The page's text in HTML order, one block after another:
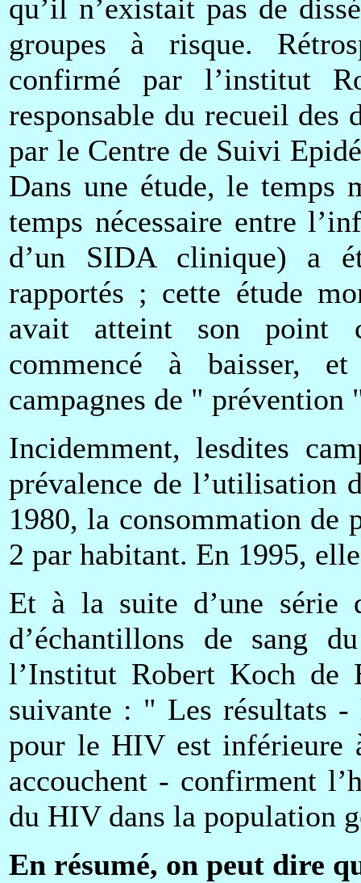
qu’il n’existait pas de
groupes à risque.
confirmé par l’institut
responsable du recueil des
par le Centre de Suivi
Dans une étude, le temps
temps nécessaire entre
d’un SIDA clinique) a
rapportés ; cette étude
avait atteint son point
commencé à baisser,
campagnes de " prévention
Incidemment, lesdites
prévalence de l’utilisation
1980, la consommation de
2 par habitant. En 1995,
Et à la suite d’une série
d’échantillons de sang
l’Institut Robert Koch de
suivante : " Les résultats -
pour le HIV est inférieure
accouchent - confirment
du HIV dans la population
En résumé, on peut dire